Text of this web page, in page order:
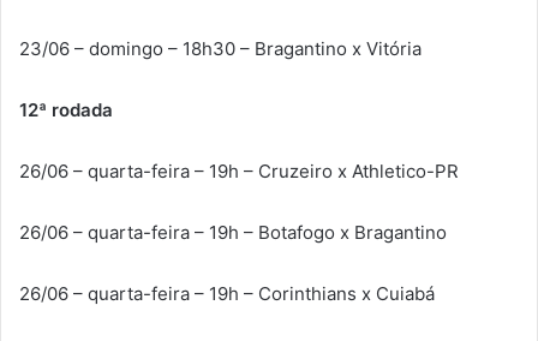
23/06 – domingo – 18h30 – Bragantino x Vitória
12ª rodada
26/06 – quarta-feira – 19h – Cruzeiro x Athletico-PR
26/06 – quarta-feira – 19h – Botafogo x Bragantino
26/06 – quarta-feira – 19h – Corinthians x Cuiabá